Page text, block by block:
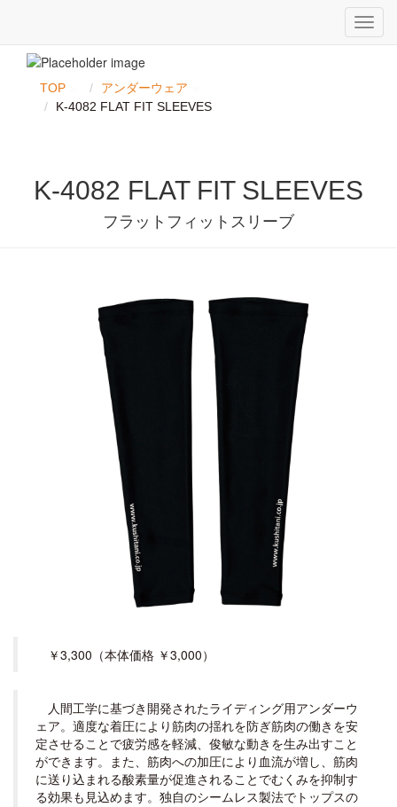
TOP
アンダーウェア
K-4082 FLAT FIT SLEEVES
K-4082 FLAT FIT SLEEVES
フラットフィットスリーブ
￥3,300（本体価格 ￥3,000）
人間工学に基づき開発されたライディング用アンダーウ
ェア。適度な着圧により筋肉の揺れを防ぎ筋肉の働きを安
定させることで疲労感を軽減、俊敏な動きを生み出すこと
ができます。また、筋肉への加圧により血流が増し、筋肉
に送り込まれる酸素量が促進されることでむくみを抑制す
る効果も見込めます。独自のシームレス製法でトップスの